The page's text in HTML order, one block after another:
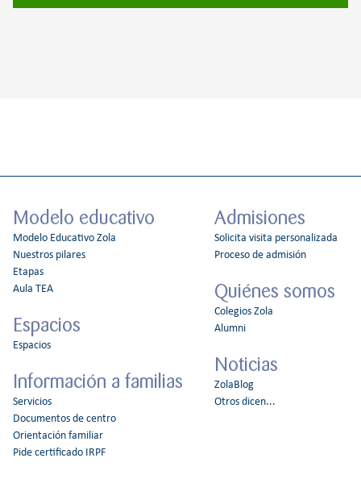
Modelo educativo
Modelo Educativo Zola
Nuestros pilares
Etapas
Aula TEA
Espacios
Espacios
Información a familias
Servicios
Documentos de centro
Orientación familiar
Pide certificado IRPF
Admisiones
Solicita visita personalizada
Proceso de admisión
Quiénes somos
Colegios Zola
Alumni
Noticias
ZolaBlog
Otros dicen...